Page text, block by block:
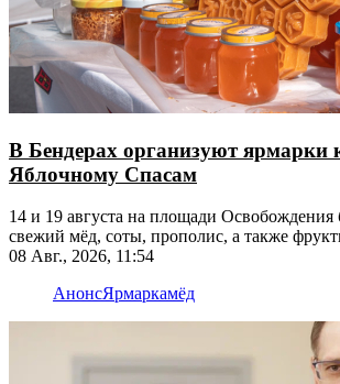
В Бендерах организуют ярмарки
Яблочному Спасам
14 и 19 августа на площади Освобождения
свежий мёд, соты, прополис, а также
08 Авг., 2026, 11:54
АнонсЯрмаркамёд